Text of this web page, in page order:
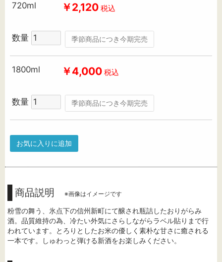
720ml ￥2,120 税込
数量 季節商品につき今期完売
1800ml ￥4,000 税込
数量 季節商品につき今期完売
お気に入りに追加
商品説明 ※画像はイメージです
粉雪の舞う、氷点下の信州新町にて醸され瓶詰したおりがらみ
酒。品質維持の為、冷たい外気にさらしながらラベル貼りまで行
われています。とろりとしたお米の優しく素朴な甘さに癒される
一本です。しゅわっと弾ける新酒をお楽しみください。